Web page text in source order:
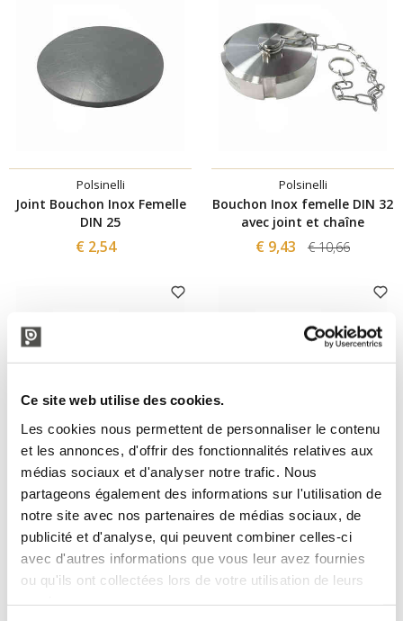
Ce site web utilise des cookies.
Les cookies nous permettent de personnaliser le contenu
et les annonces, d'offrir des fonctionnalités relatives aux
médias sociaux et d'analyser notre trafic. Nous
partageons également des informations sur l'utilisation de
notre site avec nos partenaires de médias sociaux, de
publicité et d'analyse, qui peuvent combiner celles-ci
avec d'autres informations que vous leur avez fournies
ou qu'ils ont collectées lors de votre utilisation de leurs
Polsinelli
Joint Bouchon Inox Femelle
DIN 25
€ 2,54
Polsinelli
Bouchon Inox femelle DIN 32
avec joint et chaîne
€ 9,43 € 10,66
Polsinelli
Bouchon Inox femelle DIN 50
avec joint et chaîne
€ 11,48 € 13,11
Polsinelli
Bouchon Inox femelle DIN 40
avec joint et chaîne
€ 10,25 € 12,30